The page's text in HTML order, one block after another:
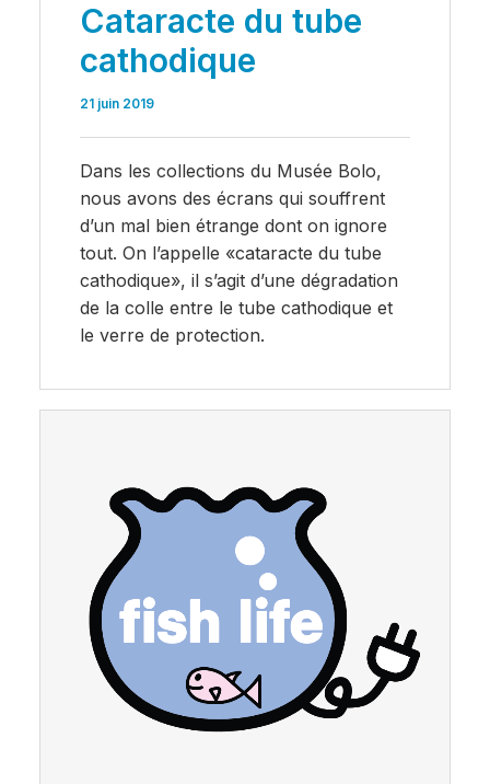
Cataracte du tube
cathodique
21 juin 2019
Dans les collections du Musée Bolo,
nous avons des écrans qui souffrent
d’un mal bien étrange dont on ignore
tout. On l’appelle «cataracte du tube
cathodique», il s’agit d’une dégradation
de la colle entre le tube cathodique et
le verre de protection.